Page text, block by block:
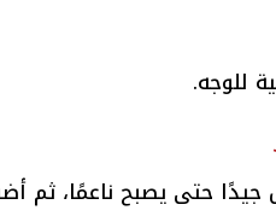
للوجه.
حتى يصبح ناعمًا، ثم